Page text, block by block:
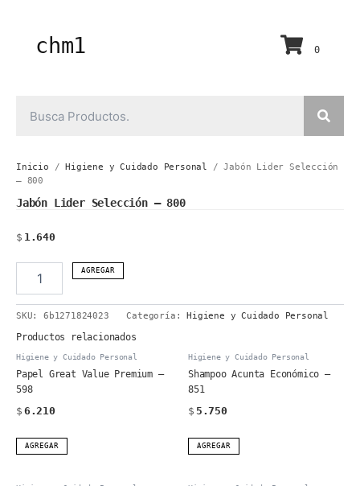
chm1 0
Inicio /Higiene y Cuidado Personal / Jabón Lider Selección
– 800
Jabón Lider Selección – 800
$ 1.640
Lider
Selección
-
800
AGREGAR
SKU: 6b1271824023 Categoría: Higiene y Cuidado Personal
Productos relacionados
Higiene y Cuidado Personal
Papel Great Value Premium –
598
$ 6.210
AGREGAR
Higiene y Cuidado Personal
Shampoo Acunta Económico –
851
$ 5.750
AGREGAR